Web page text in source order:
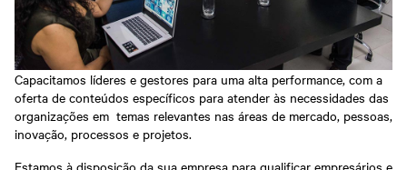
Capacitamos líderes e gestores para uma alta performance, com a
oferta de conteúdos específicos para atender às necessidades das
organizações em temas relevantes nas áreas de mercado, pessoas,
inovação, processos e projetos.